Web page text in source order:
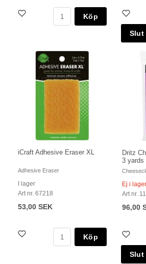
Köp
iCraft Adhesive Eraser XL
Adhesive Eraser
I lager
Art nr. 67218
53,00 SEK
Köp
Dritz
3 yards
Ej i lager
Art nr.
96,00